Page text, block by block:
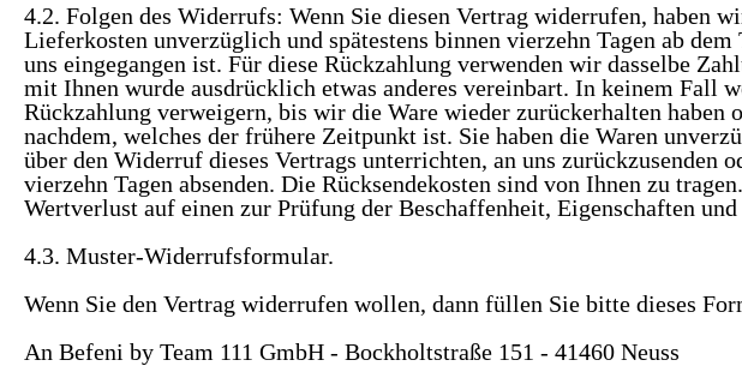
4.2. Folgen des Widerrufs: Wenn Sie diesen Vertrag widerrufen, haben
Lieferkosten unverzüglich und spätestens binnen vierzehn Tagen ab
uns eingegangen ist. Für diese Rückzahlung verwenden wir dasselbe
mit Ihnen wurde ausdrücklich etwas anderes vereinbart. In keinem Fall
Rückzahlung verweigern, bis wir die Ware wieder zurückerhalten haben
nachdem, welches der frühere Zeitpunkt ist. Sie haben die Waren
über den Widerruf dieses Vertrags unterrichten, an uns
vierzehn Tagen absenden. Die Rücksendekosten sind von Ihnen zu
Wertverlust auf einen zur Prüfung der Beschaffenheit, Eigenschaften
4.3. Muster-Widerrufsformular.
Wenn Sie den Vertrag widerrufen wollen, dann füllen Sie bitte dieses
An Befeni by Team 111 GmbH - Bockholtstraße 151 - 41460 Neuss